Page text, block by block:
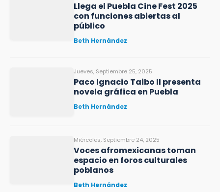
Llega el Puebla Cine Fest 2025
con funciones abiertas al
público
Beth Hernández
Jueves, Septiembre 25, 2025
Paco Ignacio Taibo II presenta
novela gráfica en Puebla
Beth Hernández
Miércoles, Septiembre 24, 2025
Voces afromexicanas toman
espacio en foros culturales
poblanos
Beth Hernández